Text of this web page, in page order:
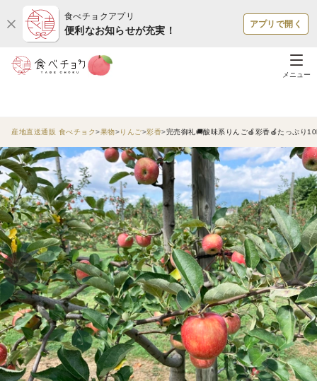
食べチョクアプリ
便利なお知らせが充実！
アプリで開く
メニュー
産地直送通販 食べチョク 果物 りんご 彩香 完売御礼🚚酸味系りんご🍎彩香🍎たっぷり